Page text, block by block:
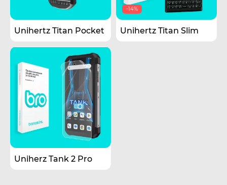
Unihertz Titan Pocket
-14%
Unihertz Titan Slim
Uniherz Tank 2 Pro